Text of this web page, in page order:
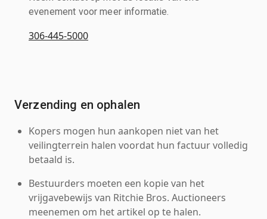
evenement voor meer informatie.
306-445-5000
Verzending en ophalen
Kopers mogen hun aankopen niet van het
veilingterrein halen voordat hun factuur volledig
betaald is.
Bestuurders moeten een kopie van het
vrijgavebewijs van Ritchie Bros. Auctioneers
meenemen om het artikel op te halen.